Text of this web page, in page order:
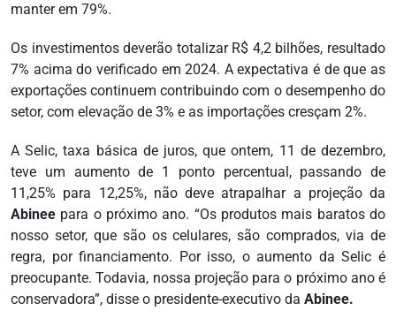
manter em 79%.
Os investimentos deverão totalizar R$ 4,2 bilhões, resultado
7% acima do verificado em 2024. A expectativa é de que as
exportações continuem contribuindo com o desempenho do
setor, com elevação de 3% e as importações cresçam 2%.
A Selic, taxa básica de juros, que ontem, 11 de dezembro,
teve um aumento de 1 ponto percentual, passando de
11,25% para 12,25%, não deve atrapalhar a projeção da
Abinee para o próximo ano. “Os produtos mais baratos do
nosso setor, que são os celulares, são comprados, via de
regra, por financiamento. Por isso, o aumento da Selic é
preocupante. Todavia, nossa projeção para o próximo ano é
conservadora”, disse o presidente-executivo da Abinee.